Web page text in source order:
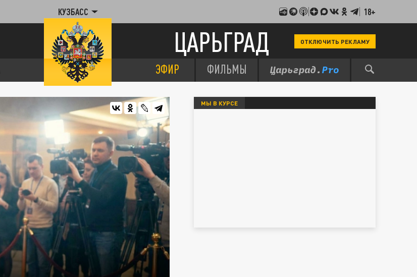
КУЗБАСС 18+
ЦАРЬГРАД ОТКЛЮЧИТЬ РЕКЛАМУ
ЭФИР ФИЛЬМЫ
МЫ В КУРСЕ